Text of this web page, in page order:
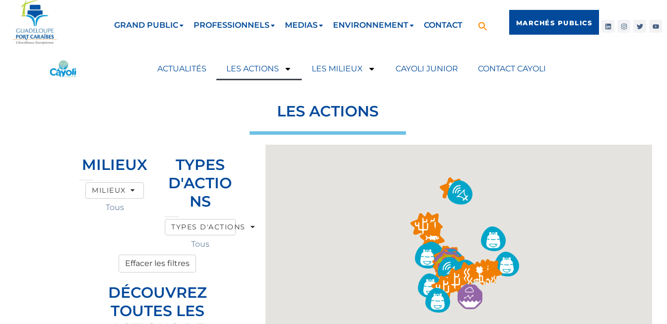
GRAND PUBLIC PROFESSIONNELS MEDIAS ENVIRONNEMENT CONTACT MARCHÉS PUBLICS
ACTUALITÉS LES ACTIONS LES MILIEUX CAYOLI JUNIOR CONTACT CAYOLI
LES ACTIONS
MILIEUX
MILIEUX
Tous
TYPES
D'ACTIO
NS
TYPES D'ACTIONS
Tous
Effacer les filtres
DÉCOUVREZ
TOUTES LES